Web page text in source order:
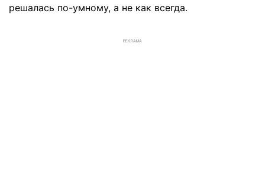
решалась по-умному, а не как всегда.
РЕКЛАМА